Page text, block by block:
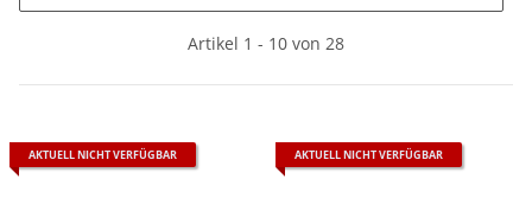
Artikel 1 - 10 von 28
AKTUELL NICHT VERFÜGBAR AKTUELL NICHT VERFÜGBAR